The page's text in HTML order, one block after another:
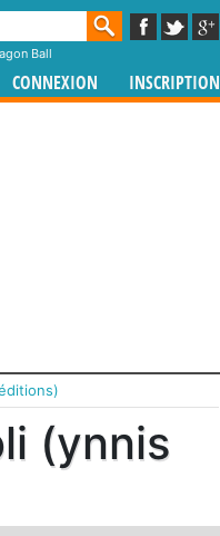
Ball
CONNEXION INSCRIPTION
(ynnis